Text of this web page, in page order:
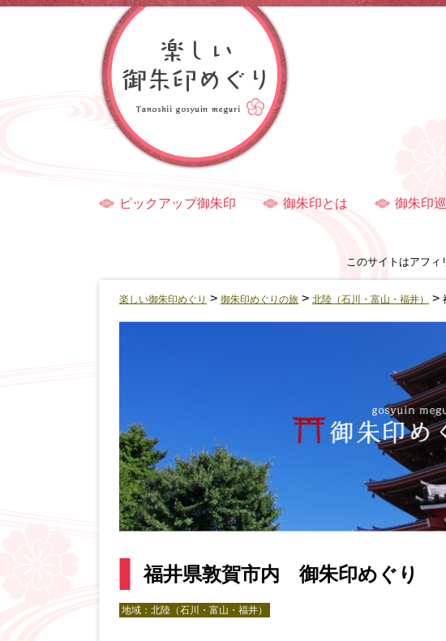
ピックアップ御朱印 御朱印とは 御朱印
このサイトはアフィ
楽しい御朱印めぐり > 御朱印めぐりの旅 > 北陸（石川・富山・福井） >
福井県敦賀市内 御朱印めぐり
地域： 北陸（石川・富山・福井）